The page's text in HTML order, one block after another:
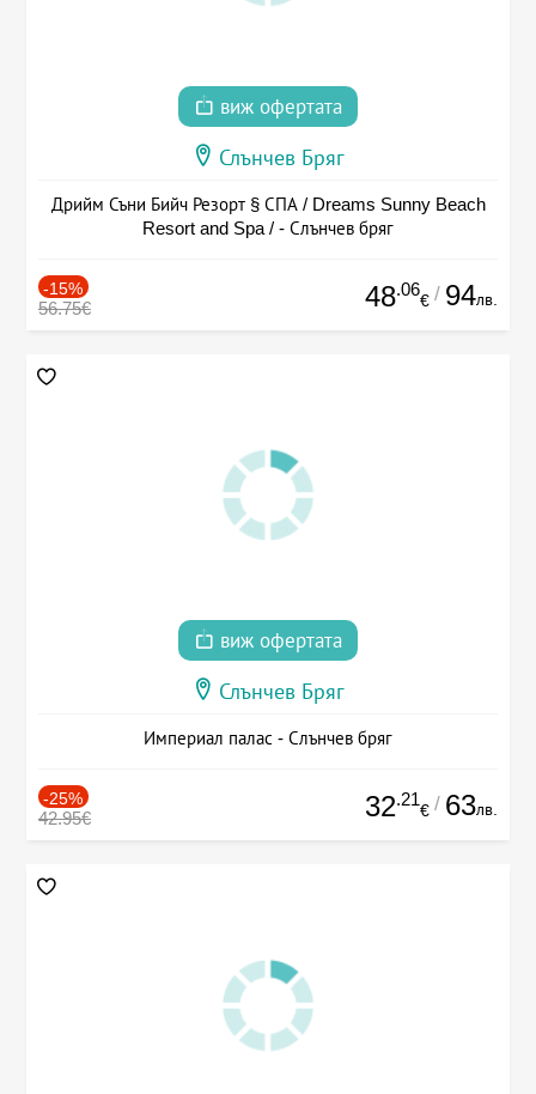
виж офертата
Слънчев Бряг
Дрийм Съни Бийч Резорт § СПА / Dreams Sunny Beach
Resort and Spa / - Слънчев бряг
-15%
56.75€ 48.06
€ / 94лв.
виж офертата
Слънчев Бряг
Империал палас - Слънчев бряг
-25%
42.95€ 32.21
€ / 63лв.